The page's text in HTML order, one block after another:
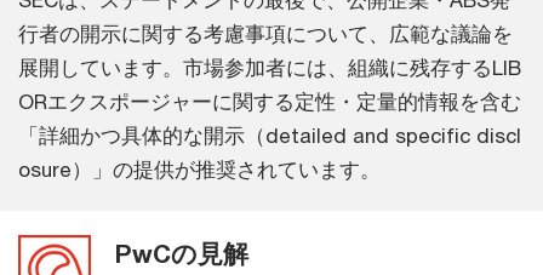
行者の開示に関する考慮事項について、広範な議論を
展開しています。市場参加者には、組織に残存するLIB
ORエクスポージャーに関する定性・定量的情報を含む
「詳細かつ具体的な開示（detailed and specific discl
osure）」の提供が推奨されています。
PwCの見解